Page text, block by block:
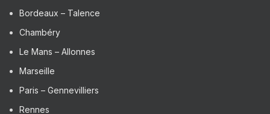
Bordeaux – Talence
Chambéry
Le Mans – Allonnes
Marseille
Paris – Gennevilliers
Rennes